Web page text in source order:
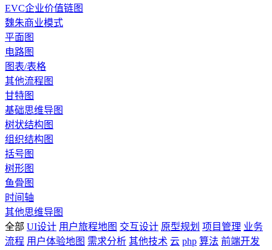
EVC企业价值链图
魏朱商业模式
平面图
电路图
图表/表格
其他流程图
甘特图
基础思维导图
树状结构图
组织结构图
括号图
树形图
鱼骨图
时间轴
其他思维导图
全部 UI设计 用户旅程地图 交互设计 原型规划 项目管理 业务
流程 用户体验地图 需求分析 其他技术 云 php 算法 前端开发